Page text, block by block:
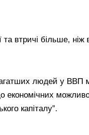
та втричі більше,
людей у ВВП
капіталу”.